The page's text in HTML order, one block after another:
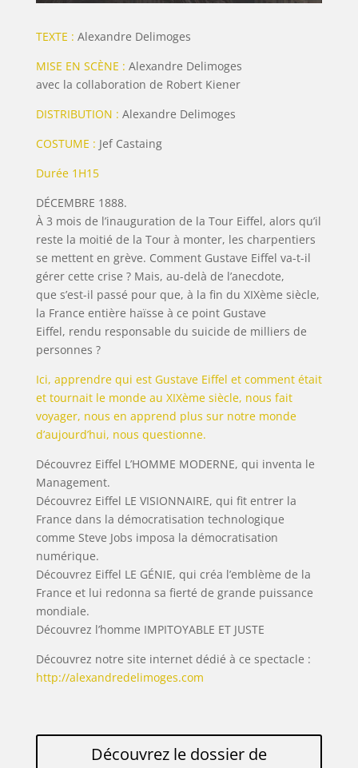
TEXTE : Alexandre Delimoges
MISE EN SCÈNE : Alexandre Delimoges
avec la collaboration de Robert Kiener
DISTRIBUTION : Alexandre Delimoges
COSTUME : Jef Castaing
Durée 1H15
DÉCEMBRE 1888.
À 3 mois de l’inauguration de la Tour Eiffel, alors qu’il
reste la moitié de la Tour à monter, les charpentiers
se mettent en grève. Comment Gustave Eiffel va-t-il
gérer cette crise ? Mais, au-delà de l’anecdote,
que s’est-il passé pour que, à la fin du XIXème siècle,
la France entière haïsse à ce point Gustave
Eiffel, rendu responsable du suicide de milliers de
personnes ?
Ici, apprendre qui est Gustave Eiffel et comment était
et tournait le monde au XIXème siècle, nous fait
voyager, nous en apprend plus sur notre monde
d’aujourd’hui, nous questionne.
Découvrez Eiffel L’HOMME MODERNE, qui inventa le
Management.
Découvrez Eiffel LE VISIONNAIRE, qui fit entrer la
France dans la démocratisation technologique
comme Steve Jobs imposa la démocratisation
numérique.
Découvrez Eiffel LE GÉNIE, qui créa l’emblème de la
France et lui redonna sa fierté de grande puissance
mondiale.
Découvrez l’homme IMPITOYABLE ET JUSTE
Découvrez notre site internet dédié à ce spectacle :
http://alexandredelimoges.com
Découvrez le dossier de